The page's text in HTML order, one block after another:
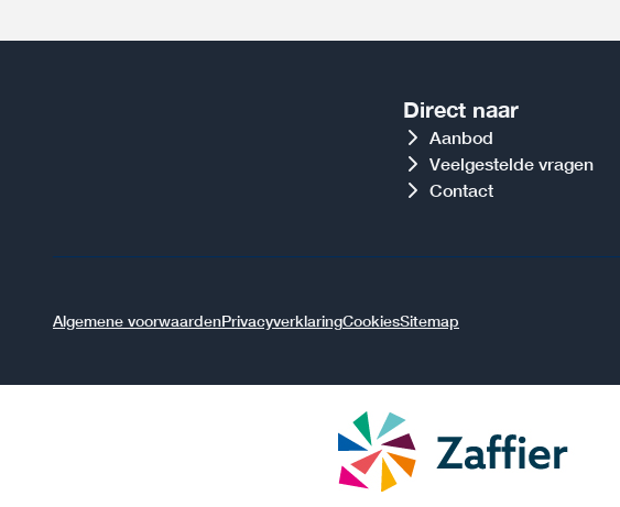
Direct naar
Aanbod
Veelgestelde vragen
Contact
Algemene voorwaardenPrivacyverklaringCookiesSitemap